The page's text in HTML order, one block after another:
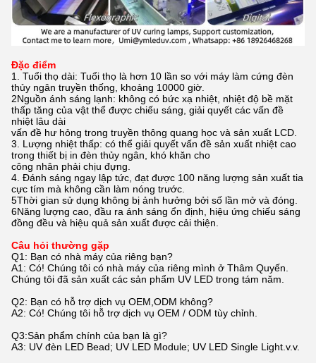
Đặc điểm
1. Tuổi thọ dài: Tuổi thọ là hơn 10 lần so với máy làm cứng đèn
thủy ngân truyền thống, khoảng 10000 giờ.
2Nguồn ánh sáng lạnh: không có bức xạ nhiệt, nhiệt độ bề mặt
thấp tăng của vật thể được chiếu sáng, giải quyết các vấn đề
nhiệt lâu dài
vấn đề hư hỏng trong truyền thông quang học và sản xuất LCD.
3. Lượng nhiệt thấp: có thể giải quyết vấn đề sản xuất nhiệt cao
trong thiết bị in đèn thủy ngân, khó khăn cho
công nhân phải chịu đựng.
4. Đánh sáng ngay lập tức, đạt được 100 năng lượng sản xuất tia
cực tím mà không cần làm nóng trước.
5Thời gian sử dụng không bị ảnh hưởng bởi số lần mở và đóng.
6Năng lượng cao, đầu ra ánh sáng ổn định, hiệu ứng chiếu sáng
đồng đều và hiệu quả sản xuất được cải thiện.
Câu hỏi thường gặp
Q1: Bạn có nhà máy của riêng bạn?
A1: Có! Chúng tôi có nhà máy của riêng mình ở Thâm Quyến.
Chúng tôi đã sản xuất các sản phẩm UV LED trong tám năm.
Q2: Bạn có hỗ trợ dịch vụ OEM,ODM không?
A2: Có! Chúng tôi hỗ trợ dịch vụ OEM / ODM tùy chỉnh.
Q3:Sản phẩm chính của bạn là gì?
A3: UV đèn LED Bead; UV LED Module; UV LED Single Light.v.v.